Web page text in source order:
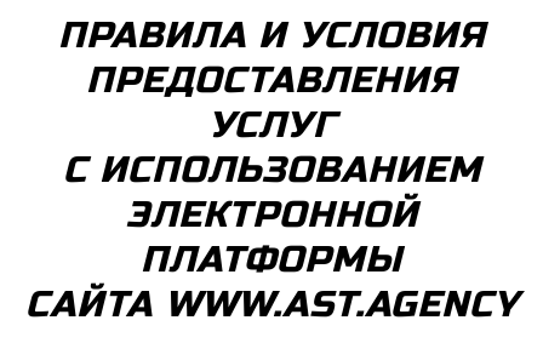
ПРАВИЛА И УСЛОВИЯ
ПРЕДОСТАВЛЕНИЯ
УСЛУГ
С ИСПОЛЬЗОВАНИЕМ
ЭЛЕКТРОННОЙ
ПЛАТФОРМЫ
САЙТА WWW.AST.AGENCY